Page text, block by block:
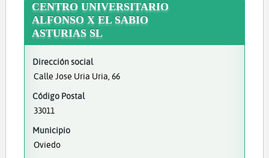
CENTRO UNIVERSITARIO
ALFONSO X EL SABIO
ASTURIAS SL
Dirección social
Calle Jose Uria Uria, 66
Código Postal
33011
Municipio
Oviedo